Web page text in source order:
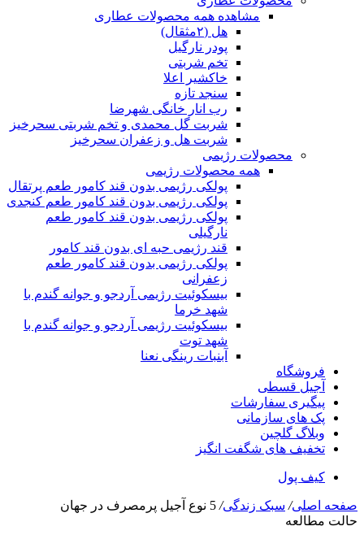
مشاهده همه محصولات عطاری
هل (۲مثقال)
پودر نارگیل
تخم شربتی
خاکشیر اعلا
سنجد تازه
رب انار خانگی شهرضا
شربت گل محمدی و تخم شربتی سحرخیز
شربت هل و زعفران سحرخیز
محصولات رژیمی
همه محصولات رژیمی
پولکی رژیمی بدون قند کامور طعم پرتقال
پولکی رژیمی بدون قند کامور طعم کنجدی
پولکی رژیمی بدون قند کامور طعم
نارگیلی
قند رژیمی حبه ای بدون قند کامور
پولکی رژیمی بدون قند کامور طعم
زعفرانی
بيسکوئيت رژیمی آردجو و جوانه گندم با
شهد خرما
بيسکوئيت رژیمی آردجو و جوانه گندم با
شهد توت
آبنبات رینگی نعنا
فروشگاه
آجیل قسطی
پیگیری سفارشات
پک های سازمانی
وبلاگ گلچین
تخفیف های شگفت انگیز
کیف پول
صفحه اصلی/ سبک زندگی/ 5 نوع آجیل پرمصرف در جهان
حالت مطالعه